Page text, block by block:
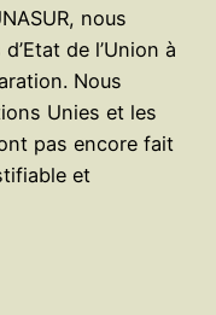
nous
de l’Union à
Nous
Unies et les
pas encore fait
et